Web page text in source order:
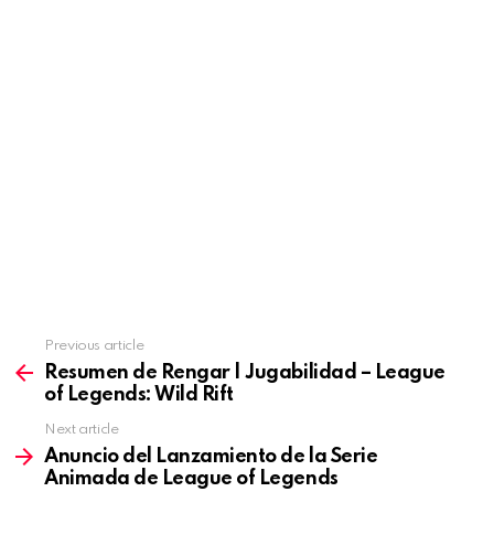
more
Previous article
Resumen de Rengar | Jugabilidad – League
of Legends: Wild Rift
Next article
Anuncio del Lanzamiento de la Serie
Animada de League of Legends